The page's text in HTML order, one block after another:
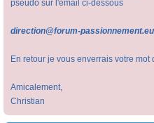
pseudo sur l'email ci-dessous
direction@forum-passionnement.eu
En retour je vous enverrais votre
Amicalement,
Christian